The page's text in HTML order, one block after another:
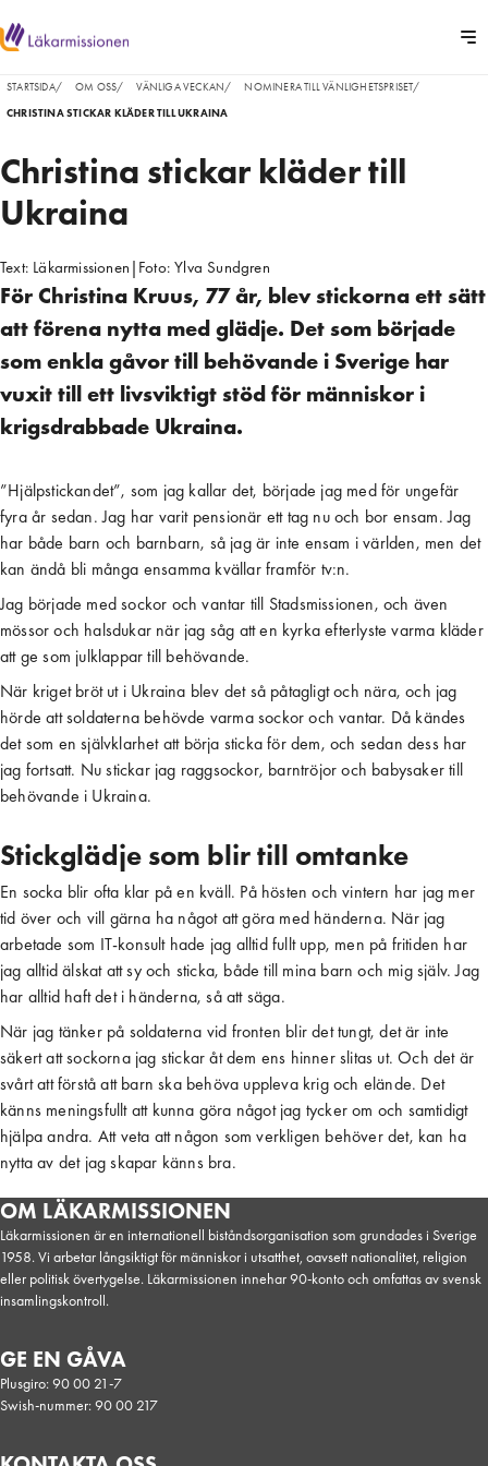
STARTSIDA/ OM OSS/ VÄNLIGA VECKAN/ NOMINERA TILL VÄNLIGHETSPRISET/
CHRISTINA STICKAR KLÄDER TILL UKRAINA
Christina stickar kläder till
Ukraina
Text: Läkarmissionen | Foto: Ylva Sundgren
För Christina Kruus, 77 år, blev stickorna ett sätt
att förena nytta med glädje. Det som började
som enkla gåvor till behövande i Sverige har
vuxit till ett livsviktigt stöd för människor i
krigsdrabbade Ukraina.
”Hjälpstickandet”, som jag kallar det, började jag med för ungefär
fyra år sedan. Jag har varit pensionär ett tag nu och bor ensam. Jag
har både barn och barnbarn, så jag är inte ensam i världen, men det
kan ändå bli många ensamma kvällar framför tv:n.
Jag började med sockor och vantar till Stadsmissionen, och även
mössor och halsdukar när jag såg att en kyrka efterlyste varma kläder
att ge som julklappar till behövande.
När kriget bröt ut i Ukraina blev det så påtagligt och nära, och jag
hörde att soldaterna behövde varma sockor och vantar. Då kändes
det som en självklarhet att börja sticka för dem, och sedan dess har
jag fortsatt. Nu stickar jag raggsockor, barntröjor och babysaker till
behövande i Ukraina.
Stickglädje som blir till omtanke
En socka blir ofta klar på en kväll. På hösten och vintern har jag mer
tid över och vill gärna ha något att göra med händerna. När jag
arbetade som IT-konsult hade jag alltid fullt upp, men på fritiden har
jag alltid älskat att sy och sticka, både till mina barn och mig själv. Jag
har alltid haft det i händerna, så att säga.
När jag tänker på soldaterna vid fronten blir det tungt, det är inte
säkert att sockorna jag stickar åt dem ens hinner slitas ut. Och det är
svårt att förstå att barn ska behöva uppleva krig och elände. Det
känns meningsfullt att kunna göra något jag tycker om och samtidigt
hjälpa andra. Att veta att någon som verkligen behöver det, kan ha
nytta av det jag skapar känns bra.
OM LÄKARMISSIONEN
Läkarmissionen är en internationell biståndsorganisation som grundades i Sverige
1958. Vi arbetar långsiktigt för människor i utsatthet, oavsett nationalitet, religion
eller politisk övertygelse. Läkarmissionen innehar 90-konto och omfattas av svensk
insamlingskontroll.
GE EN GÅVA
Plusgiro: 90 00 21-7
Swish-nummer: 90 00 217